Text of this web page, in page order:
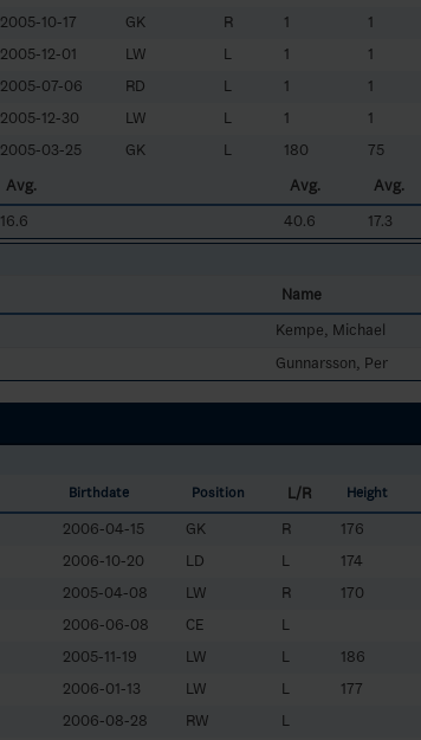
2005-10-17 GK R 1 1
2005-12-01 LW L 1 1
2005-07-06 RD L 1 1
2005-12-30 LW L 1 1
2005-03-25 GK L 180 75
Avg.
Avg.
Avg.
16.6
40.6 17.3
Name
Kempe, Michael
Gunnarsson, Per
Birthdate Position L/R Height
2006-04-15 GK R 176
2006-10-20 LD L 174
2005-04-08 LW R 170
2006-06-08 CE L
2005-11-19 LW L 186
2006-01-13 LW L 177
2006-08-28 RW L